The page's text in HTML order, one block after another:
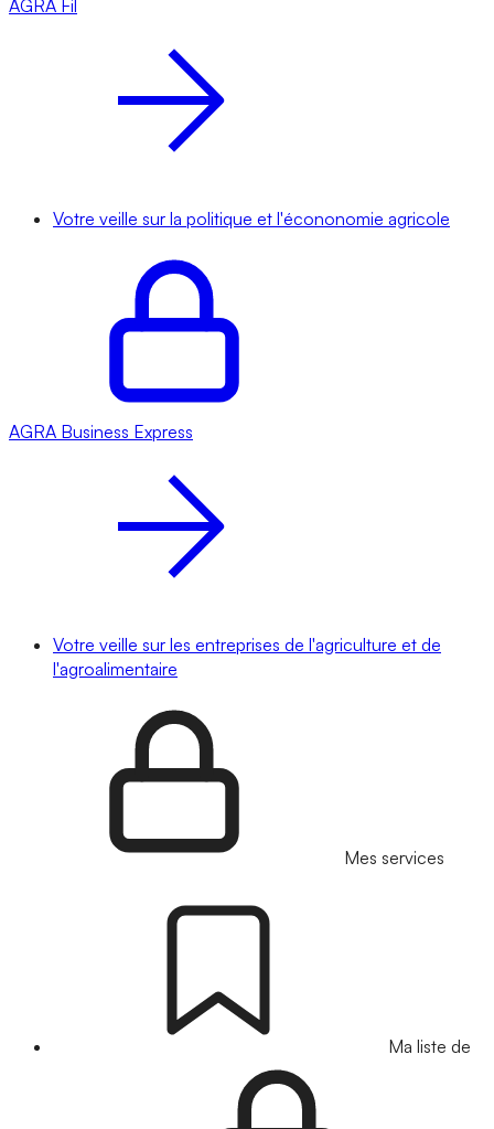
AGRA Fil
Votre veille sur la politique et l'écononomie agricole
AGRA Business Express
Votre veille sur les entreprises de l'agriculture et de
l'agroalimentaire
Mes services
Ma liste de